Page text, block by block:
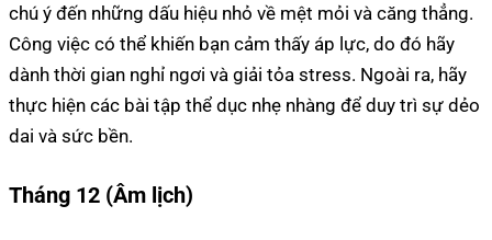
chú ý đến những dấu hiệu nhỏ về mệt mỏi và căng thẳng.
Công việc có thể khiến bạn cảm thấy áp lực, do đó hãy
dành thời gian nghỉ ngơi và giải tỏa stress. Ngoài ra, hãy
thực hiện các bài tập thể dục nhẹ nhàng để duy trì sự dẻo
dai và sức bền.
Tháng 12 (Âm lịch)